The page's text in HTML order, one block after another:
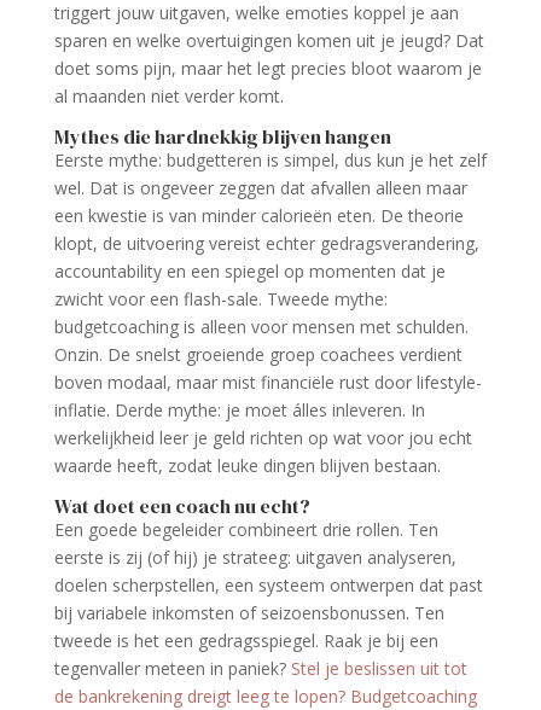
triggert jouw uitgaven, welke emoties koppel je aan
sparen en welke overtuigingen komen uit je jeugd? Dat
doet soms pijn, maar het legt precies bloot waarom je
al maanden niet verder komt.
Mythes die hardnekkig blijven hangen
Eerste mythe: budgetteren is simpel, dus kun je het zelf
wel. Dat is ongeveer zeggen dat afvallen alleen maar
een kwestie is van minder calorieën eten. De theorie
klopt, de uitvoering vereist echter gedragsverandering,
accountability en een spiegel op momenten dat je
zwicht voor een flash-sale. Tweede mythe:
budgetcoaching is alleen voor mensen met schulden.
Onzin. De snelst groeiende groep coachees verdient
boven modaal, maar mist financiële rust door lifestyle-
inflatie. Derde mythe: je moet álles inleveren. In
werkelijkheid leer je geld richten op wat voor jou echt
waarde heeft, zodat leuke dingen blijven bestaan.
Wat doet een coach nu echt?
Een goede begeleider combineert drie rollen. Ten
eerste is zij (of hij) je strateeg: uitgaven analyseren,
doelen scherpstellen, een systeem ontwerpen dat past
bij variabele inkomsten of seizoensbonussen. Ten
tweede is het een gedragsspiegel. Raak je bij een
tegenvaller meteen in paniek? Stel je beslissen uit tot
de bankrekening dreigt leeg te lopen? Budgetcoaching